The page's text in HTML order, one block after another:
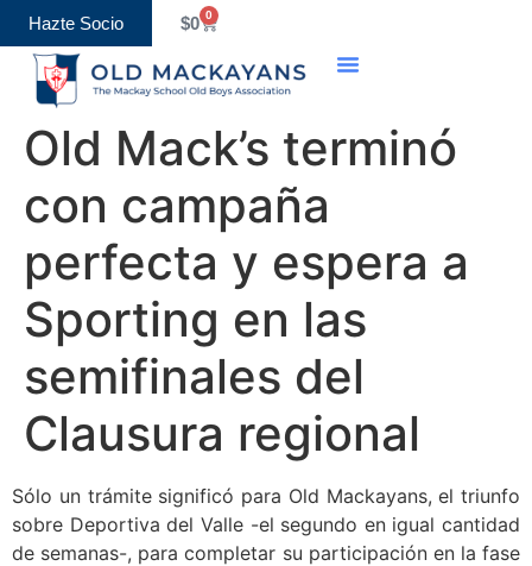
Hazte Socio $0 0
Old Mack’s terminó
con campaña
perfecta y espera a
Sporting en las
semifinales del
Clausura regional
Sólo un trámite significó para Old Mackayans, el triunfo
sobre Deportiva del Valle -el segundo en igual cantidad
de semanas-, para completar su participación en la fase